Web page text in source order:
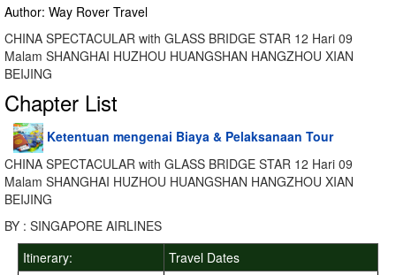
Author: Way Rover Travel
CHINA SPECTACULAR with GLASS BRIDGE STAR 12 Hari 09
Malam SHANGHAI HUZHOU HUANGSHAN HANGZHOU XIAN
BEIJING
Chapter List
Ketentuan mengenai Biaya & Pelaksanaan Tour
CHINA SPECTACULAR with GLASS BRIDGE STAR 12 Hari 09
Malam SHANGHAI HUZHOU HUANGSHAN HANGZHOU XIAN
BEIJING
BY : SINGAPORE AIRLINES
Itinerary:
Travel Dates